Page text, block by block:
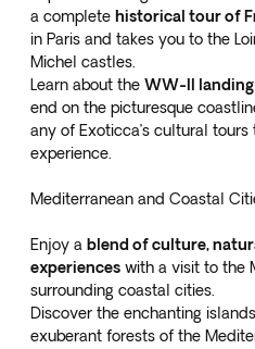
a complete historical tour of
in Paris and takes you to the
Michel castles.
Learn about the WW-II
end on the picturesque
any of Exoticca’s cultural
experience.
Mediterranean and Coastal
Enjoy a blend of culture,
experiences with a visit to the
surrounding coastal cities.
Discover the enchanting
exuberant forests of the